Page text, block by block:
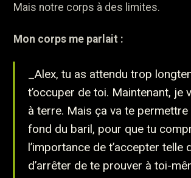
Mais notre corps à des limites.
Mon corps me parlait :
_Alex, tu as attendu trop
t’occuper de toi. Maintenant, je
à terre. Mais ça va te permettre
fond du baril, pour que tu
l’importance de t’accepter telle
d’arrêter de te prouver à toi-